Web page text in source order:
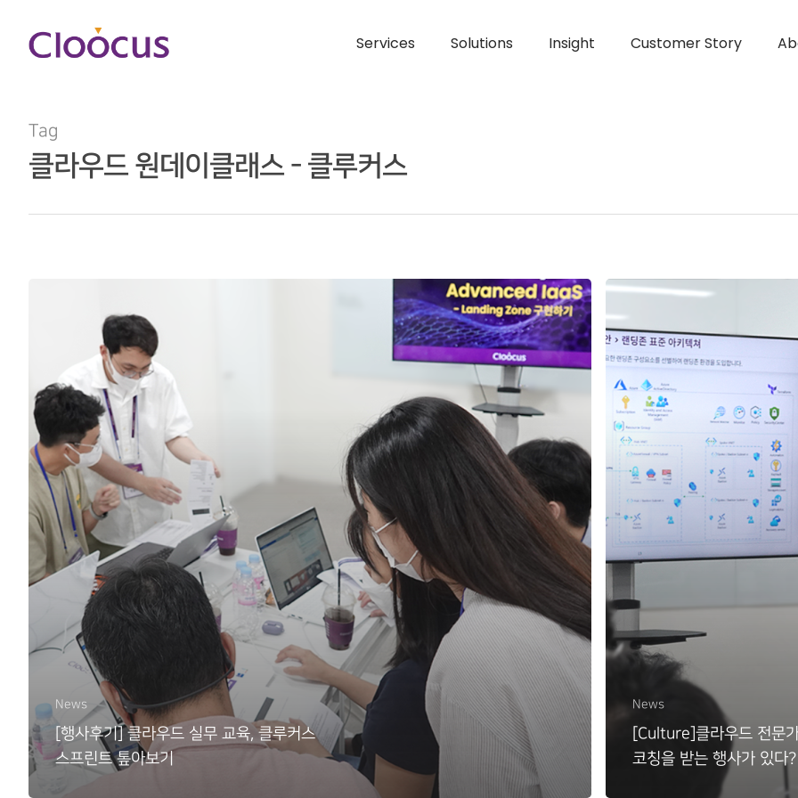
Hit enter to search or ESC to close
Services Solutions Insight Customer Story
Tag
클라우드 원데이클래스 - 클루커스
News
[행사후기] 클라우드 실무 교육, 클루커스
스프린트 톺아보기
News
[Culture]클라우드 전문
코칭을 받는 행사가 있다?